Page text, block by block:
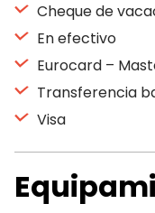
Cheque de
En efectivo
Eurocard –
Transferencia
Visa